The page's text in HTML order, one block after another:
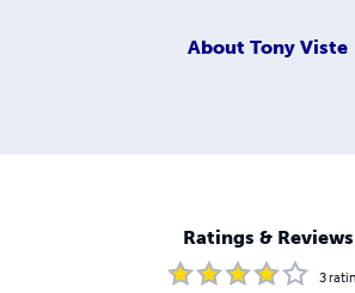
About Tony Viste
Ratings & Reviews
3